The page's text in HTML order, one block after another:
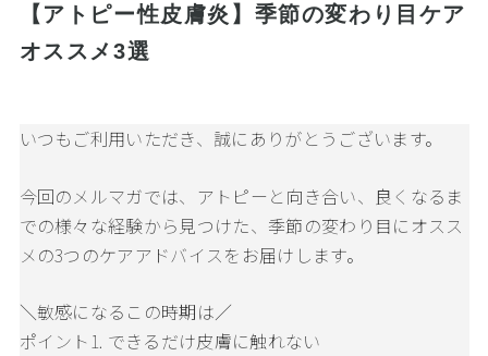
【アトピー性皮膚炎】季節の変わり目ケア
オススメ3選
いつもご利用いただき、誠にありがとうございます。
今回のメルマガでは、アトピーと向き合い、良くなるま
での様々な経験から見つけた、季節の変わり目にオスス
メの3つのケアアドバイスをお届けします。
＼敏感になるこの時期は／
ポイント1. できるだけ皮膚に触れない